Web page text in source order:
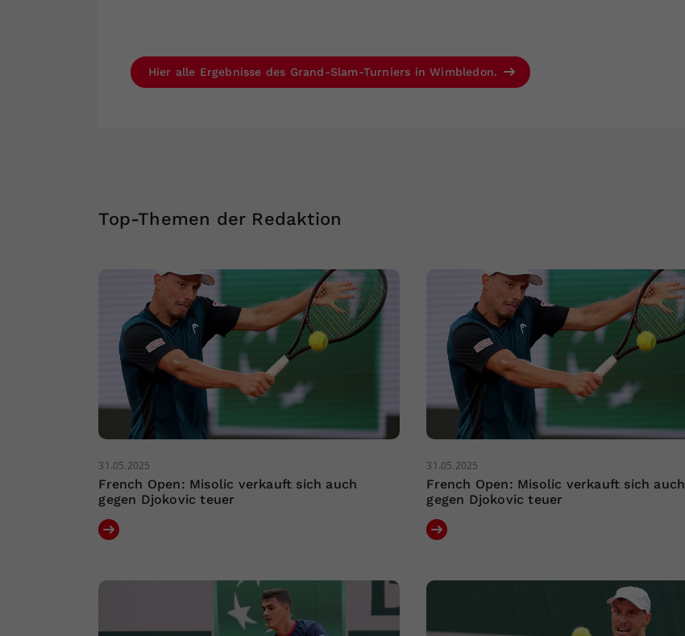
Hier alle Ergebnisse des Grand-Slam-Turniers in Wimbledon.
Top-Themen der Redaktion
31.05.2025
French Open: Misolic verkauft sich auch
gegen Djokovic teuer
31.05.2025
French Open: Misolic verkauft sich auch
gegen Djokovic teuer